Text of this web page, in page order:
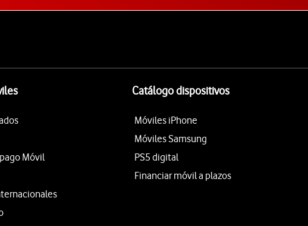
Móvil
Catálogo dispositivos
Móviles iPhone
Móviles Samsung
PS5 digital
Financiar móvil a plazos